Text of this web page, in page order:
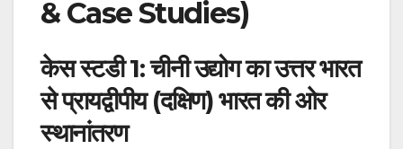
& Case Studies)
केस स्टडी 1: चीनी उद्योग का उत्तर भारत
से प्रायद्वीपीय (दक्षिण) भारत की ओर
स्थानांतरण